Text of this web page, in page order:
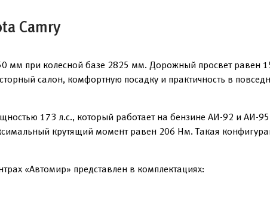
Camry
мм при колесной базе 2825 мм. Дорожный просвет равен
салон, комфортную посадку и практичность в
173 л.с., который работает на бензине АИ-92 и АИ-
крутящий момент равен 206 Нм. Такая
«Автомир» представлен в комплектациях: